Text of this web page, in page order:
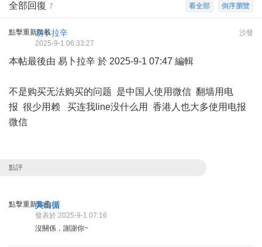
倒序瀏覽
看全部
全部回復 7
點擊重新加載 沙發
易卜拉辛
2025-9-1 06:33:27
本帖最後由 易卜拉辛 於 2025-9-1 07:47 編輯
不是购买无法购买的问题 是中国人使用微信 翻墙用电
报 很少用赖 买连我line没什么用 香港人也大多使用电报
微信
點評
點擊重新加載
吳山循
發表於 2025-9-1 07:16
沒關係，謝謝你~